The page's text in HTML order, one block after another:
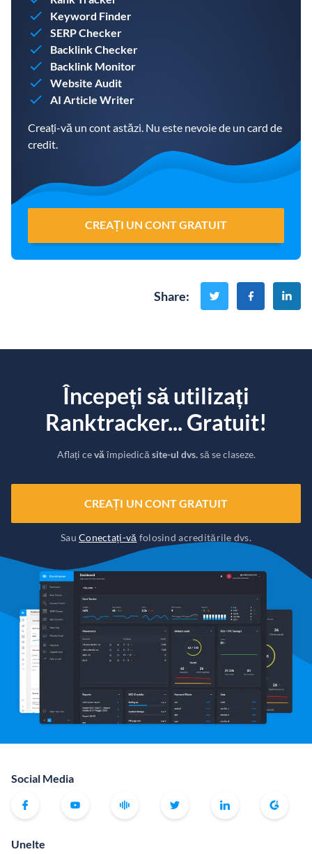
Keyword Finder
SERP Checker
Backlink Checker
Backlink Monitor
Website Audit
AI Article Writer
Creați-vă un cont astăzi. Nu este nevoie de un card de
credit.
CREAȚI UN CONT GRATUIT
Share:
Începeți să utilizați
Ranktracker... Gratuit!
Aflați cevăîmpiedică site-ul dvs.să se claseze.
CREAȚI UN CONT GRATUIT
SauConectați-vă folosind acreditările dvs.
Social Media
Unelte